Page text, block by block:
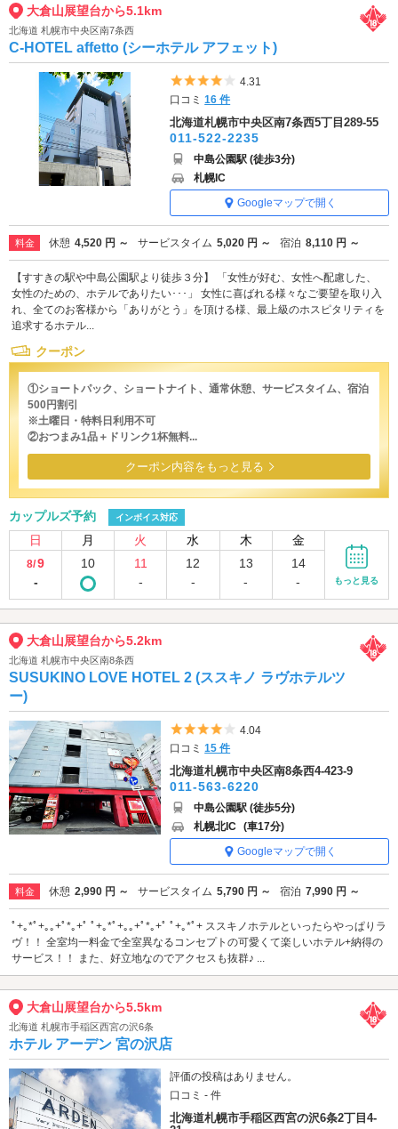
大倉山展望台から5.1km
北海道 札幌市中央区南7条西
C-HOTEL affetto (シーホテル アフェット)
5つ星のうち4
4.31
口コミ16 件
北海道札幌市中央区南7条西5丁目289-55
011-522-2235
中島公園駅 (徒歩3分)
札幌IC
Googleマップで開く
料金 休憩 4,520 円 ～ サービスタイム 5,020 円 ～ 宿泊 8,110 円 ～
【すすきの駅や中島公園駅より徒歩３分】 「女性が好む、女性へ配慮した、
女性のための、ホテルでありたい･･･」 女性に喜ばれる様々なご要望を取り入
れ、全てのお客様から「ありがとう」を頂ける様、最上級のホスピタリティを
追求するホテル...
クーポン
①ショートパック、ショートナイト、通常休憩、サービスタイム、宿泊
500円割引
※土曜日・特料日利用不可
②おつまみ1品＋ドリンク1杯無料...
クーポン内容をもっと見る
カップルズ予約 インボイス対応
日 月 火 水 木 金
8/9
-
10
11
-
12
-
13
-
14
-
もっと見る
大倉山展望台から5.2km
北海道 札幌市中央区南8条西
SUSUKINO LOVE HOTEL 2 (ススキノ ラヴホテルツ
ー)
5つ星のうち4
4.04
口コミ15 件
北海道札幌市中央区南8条西4-423-9
011-563-6220
中島公園駅 (徒歩5分)
札幌北IC (車17分)
Googleマップで開く
料金 休憩 2,990 円 ～ サービスタイム 5,790 円 ～ 宿泊 7,990 円 ～
ﾟ+｡*ﾟ+｡｡+ﾟ*｡+ﾟ ﾟ+｡*ﾟ+｡｡+ﾟ*｡+ﾟ ﾟ+｡*ﾟ+ ススキノホテルといったらやっぱりラ
ヴ！！ 全室均一料金で全室異なるコンセプトの可愛くて楽しいホテル+納得の
サービス！！ また、好立地なのでアクセスも抜群♪ ...
大倉山展望台から5.5km
北海道 札幌市手稲区西宮の沢6条
ホテル アーデン 宮の沢店
評価の投稿はありません。
口コミ - 件
北海道札幌市手稲区西宮の沢6条2丁目4-